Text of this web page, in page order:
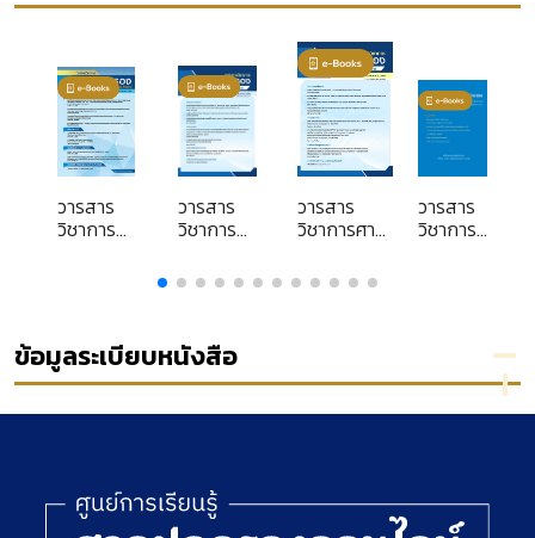
วารสาร
วิชาการ
(มกราคม-
เมษายน)
2569
วารสาร
วิชาการ
ปกครอง
ปีที่ 25
(กันยายน-
ธันวาคม)
2568
วารสาร
วิชาการศาล
25 ฉบับที่ 2
(พฤษภาคม-
วารสาร
วิชาการ
ธันวาคม)
2544
ข้อมูลระเบียบหนังสือ